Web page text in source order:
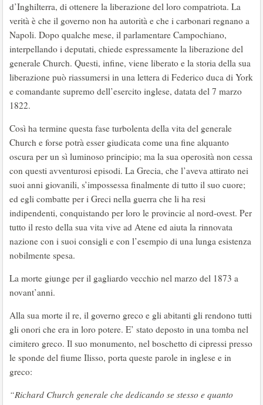
d’Inghilterra, di ottenere la liberazione del loro compatriota. La
verità è che il governo non ha autorità e che i carbonari regnano a
Napoli. Dopo qualche mese, il parlamentare Campochiano,
interpellando i deputati, chiede espressamente la liberazione del
generale Church. Questi, infine, viene liberato e la storia della sua
liberazione può riassumersi in una lettera di Federico duca di York
e comandante supremo dell’esercito inglese, datata del 7 marzo
1822.
Così ha termine questa fase turbolenta della vita del generale
Church e forse potrà esser giudicata come una fine alquanto
oscura per un sì luminoso principio; ma la sua operosità non cessa
con questi avventurosi episodi. La Grecia, che l’aveva attirato nei
suoi anni giovanili, s’impossessa finalmente di tutto il suo cuore;
ed egli combatte per i Greci nella guerra che li ha resi
indipendenti, conquistando per loro le provincie al nord-ovest. Per
tutto il resto della sua vita vive ad Atene ed aiuta la rinnovata
nazione con i suoi consigli e con l’esempio di una lunga esistenza
nobilmente spesa.
La morte giunge per il gagliardo vecchio nel marzo del 1873 a
novant’anni.
Alla sua morte il re, il governo greco e gli abitanti gli rendono tutti
gli onori che era in loro potere. E’ stato deposto in una tomba nel
cimitero greco. Il suo monumento, nel boschetto di cipressi presso
le sponde del fiume Ilisso, porta queste parole in inglese e in
greco:
“Richard Church generale che dedicando se stesso e quanto